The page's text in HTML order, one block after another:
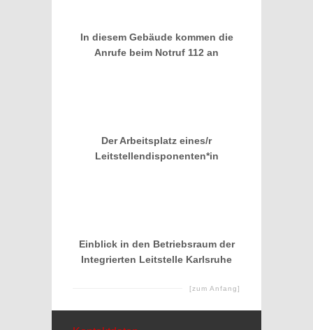
In diesem Gebäude kommen die
Anrufe beim Notruf 112 an
Der Arbeitsplatz eines/r
Leitstellendisponenten*in
Einblick in den Betriebsraum der
Integrierten Leitstelle Karlsruhe
[zum Anfang]